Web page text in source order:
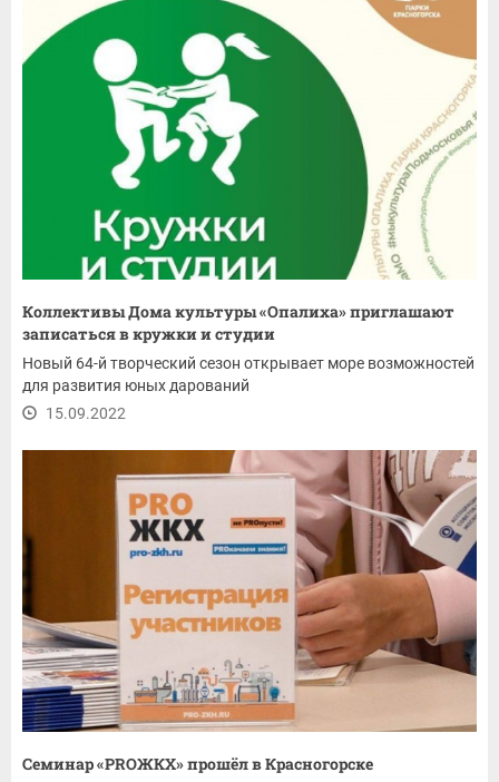
Коллективы Дома культуры «Опалиха» приглашают
записаться в кружки и студии
Новый 64-й творческий сезон открывает море возможностей
для развития юных дарований
15.09.2022
Семинар «PROЖКХ» прошёл в Красногорске